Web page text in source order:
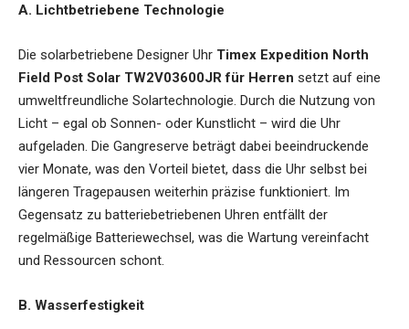
A. Lichtbetriebene Technologie
Die solarbetriebene Designer Uhr Timex Expedition North
Field Post Solar TW2V03600JR für Herren setzt auf eine
umweltfreundliche Solartechnologie. Durch die Nutzung von
Licht – egal ob Sonnen- oder Kunstlicht – wird die Uhr
aufgeladen. Die Gangreserve beträgt dabei beeindruckende
vier Monate, was den Vorteil bietet, dass die Uhr selbst bei
längeren Tragepausen weiterhin präzise funktioniert. Im
Gegensatz zu batteriebetriebenen Uhren entfällt der
regelmäßige Batteriewechsel, was die Wartung vereinfacht
und Ressourcen schont.
B. Wasserfestigkeit